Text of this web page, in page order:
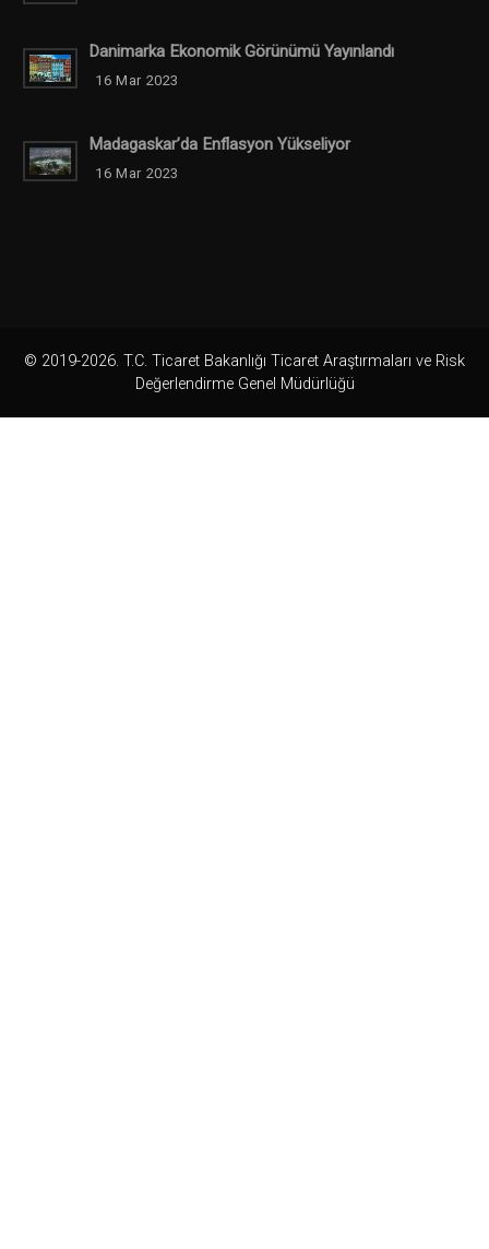
Danimarka Ekonomik Görünümü Yayınlandı
16 Mar 2023
Madagaskar’da Enflasyon Yükseliyor
16 Mar 2023
© 2019-2026. T.C. Ticaret Bakanlığı Ticaret Araştırmaları ve Risk
Değerlendirme Genel Müdürlüğü